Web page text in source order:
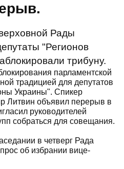
Рады
"Регионов
трибуну.
парламентской
традицией для депутатов
Украины". Спикер
Литвин объявил перерыв в
руководителей
собраться для совещания.
в четверг Рада
об избрании вице-